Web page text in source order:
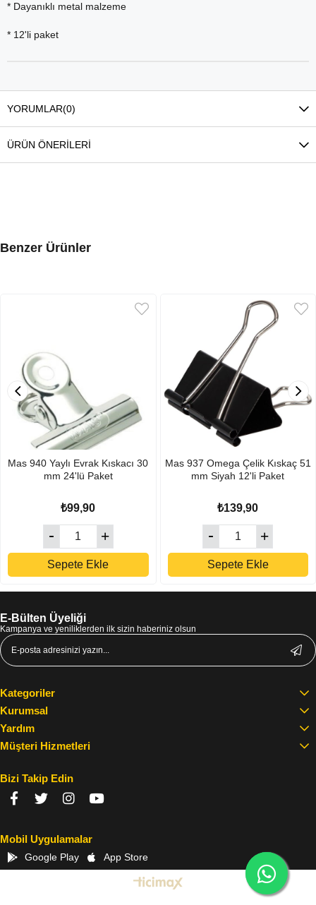
* Dayanıklı metal malzeme
* 12'li paket
YORUMLAR(0)
ÜRÜN ÖNERILERI
Benzer Ürünler
Mas 940 Yaylı Evrak Kıskacı 30
mm 24'lü Paket
₺99,90
Sepete Ekle
Mas 937 Omega Çelik Kıskaç 51
mm Siyah 12'li Paket
₺139,90
Sepete Ekle
E-Bülten Üyeliği
Kampanya ve yeniliklerden ilk sizin haberiniz olsun
Kategoriler
Kurumsal
Yardım
Müşteri Hizmetleri
Bizi Takip Edin
Mobil Uygulamalar
Google Play App Store